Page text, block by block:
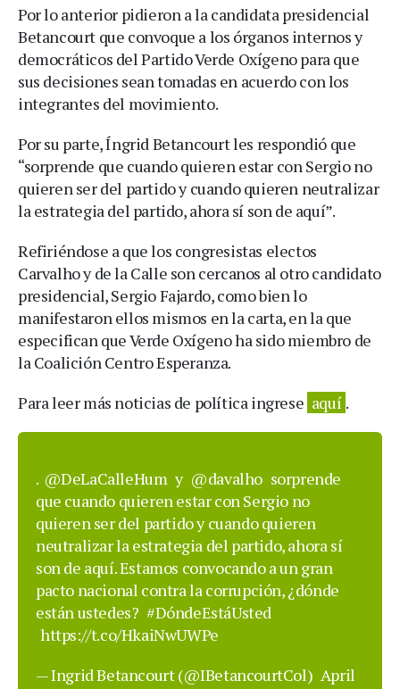
Por lo anterior pidieron a la candidata presidencial
Betancourt que convoque a los órganos internos y
democráticos del Partido Verde Oxígeno para que
sus decisiones sean tomadas en acuerdo con los
integrantes del movimiento.
Por su parte, Íngrid Betancourt les respondió que
“sorprende que cuando quieren estar con Sergio no
quieren ser del partido y cuando quieren neutralizar
la estrategia del partido, ahora sí son de aquí”.
Refiriéndose a que los congresistas electos
Carvalho y de la Calle son cercanos al otro candidato
presidencial, Sergio Fajardo, como bien lo
manifestaron ellos mismos en la carta, en la que
especifican que Verde Oxígeno ha sido miembro de
la Coalición Centro Esperanza.
Para leer más noticias de política ingrese aquí .
. @DeLaCalleHum y @davalho sorprende
que cuando quieren estar con Sergio no
quieren ser del partido y cuando quieren
neutralizar la estrategia del partido, ahora sí
son de aquí. Estamos convocando a un gran
pacto nacional contra la corrupción, ¿dónde
están ustedes? #DóndeEstáUsted
https://t.co/HkaiNwUWPe
— Ingrid Betancourt (@IBetancourtCol) April